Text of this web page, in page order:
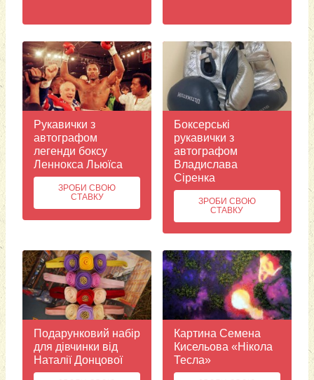
Рукавички з
автографом
легенди боксу
Леннокса Льюїса
ЗРОБИ СВОЮ
СТАВКУ
Боксерські
рукавички з
автографом
Владислава
Сіренка
ЗРОБИ СВОЮ
СТАВКУ
Подарунковий набір
для дівчинки від
Наталії Донцової
Картина Семена
Кисельова «Нікола
Тесла»